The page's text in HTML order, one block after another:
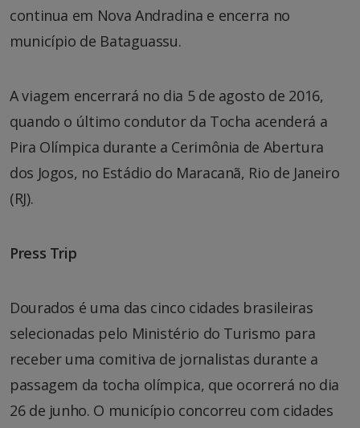
continua em Nova Andradina e encerra no
município de Bataguassu.
A viagem encerrará no dia 5 de agosto de 2016,
quando o último condutor da Tocha acenderá a
Pira Olímpica durante a Cerimônia de Abertura
dos Jogos, no Estádio do Maracanã, Rio de Janeiro
(RJ).
Press Trip
Dourados é uma das cinco cidades brasileiras
selecionadas pelo Ministério do Turismo para
receber uma comitiva de jornalistas durante a
passagem da tocha olímpica, que ocorrerá no dia
26 de junho. O município concorreu com cidades